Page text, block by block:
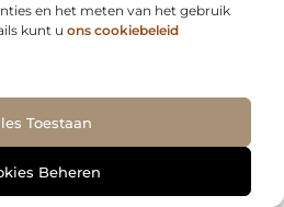
en het meten van het gebruik
kunt u ons cookiebeleid
Toestaan
Beheren